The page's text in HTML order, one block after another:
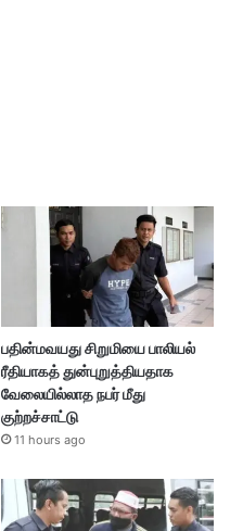
பதின்மவயது சிறுமியை பாலியல்
ரீதியாகத் துன்புறுத்தியதாக
வேலையில்லாத நபர் மீது
குற்றச்சாட்டு
11 hours ago